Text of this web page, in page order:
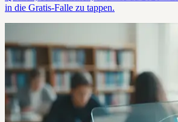
in die Gratis-Falle zu tappen.